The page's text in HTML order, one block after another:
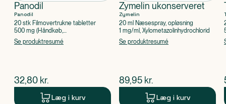
Panodil
Panodil
20 stk Filmovertrukne tabletter
500 mg (Håndkøb,
apoteksforbeholdt), Paracetamol
Se produktresumé
$nuværende pris
32,80 kr.
Læg i kurv
Zymelin ukonserveret
Zymelin
20 ml Næsespray, opløsning
1 mg/ml, Xylometazolinhydrochlorid
Se produktresumé
$nuværende pris
89,95 kr.
Læg i kurv